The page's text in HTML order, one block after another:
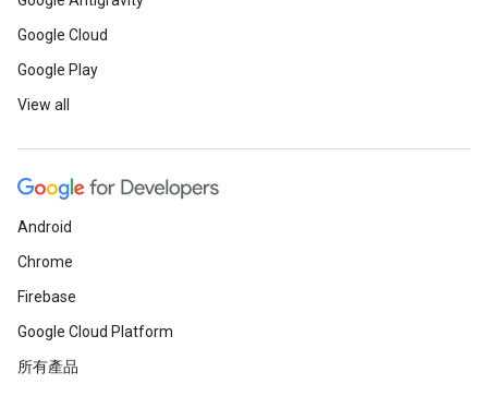
Google Cloud
Google Play
View all
Android
Chrome
Firebase
Google Cloud Platform
所有產品